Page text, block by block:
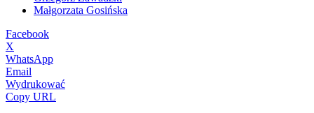
Małgorzata Gosińska
Facebook
X
WhatsApp
Email
Wydrukować
Copy URL